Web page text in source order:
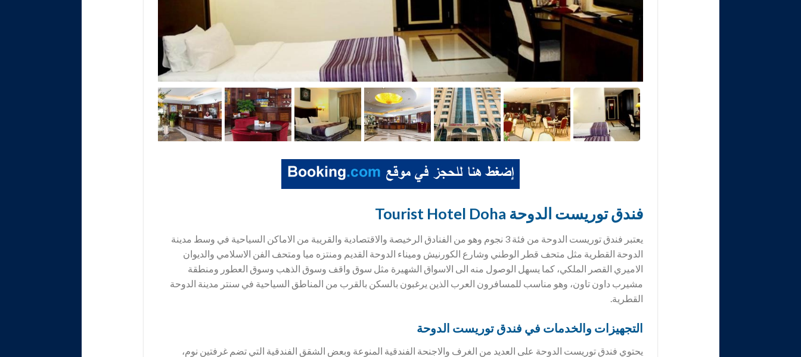
فندقتوريست الدوحة Tourist Hotel Doha
يعتبر فندق توريست الدوحة من فئة 3 نجوم وهو من الفنادق الرخيصة والاقتصادية والقريبة من الاماكن السياحية في وسط مدينة
الدوحة القطرية مثل متحف قطر الوطني وشارع الكورنيش وميناء الدوحة القديم ومنتزه ميا ومتحف الفن الاسلامي والديوان
الاميري القصر الملكي، كما يسهل الوصول منه الى الاسواق الشهيرة مثل سوق واقف وسوق الذهب وسوق العطور ومنطقة
مشيرب داون تاون، وهو مناسب للمسافرون العرب الذين يرغبون بالسكن بالقرب من المناطق السياحية في سنتر مدينة الدوحة
القطرية.
التجهيزات والخدمات في فندقتوريست الدوحة
يحتوي فندق توريست الدوحة على العديد من الغرف والاجنحة الفندقية المنوعة وبعض الشقق الفندقية التي تضم غرفتين نوم،